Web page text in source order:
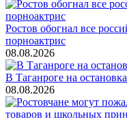
Ростов обогнал все
порноактрис
08.08.2026
В Таганроге на
08.08.2026